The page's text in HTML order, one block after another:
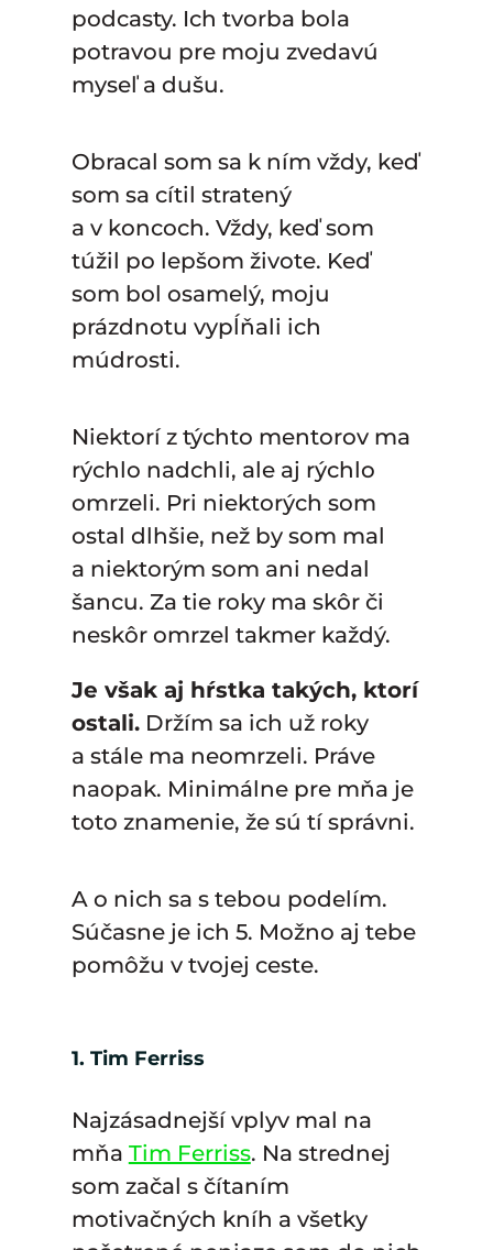
podcasty. Ich tvorba bola
potravou pre moju zvedavú
myseľ a dušu.
Obracal som sa k ním vždy, keď
som sa cítil stratený
a v koncoch. Vždy, keď som
túžil po lepšom živote. Keď
som bol osamelý, moju
prázdnotu vypĺňali ich
múdrosti.
Niektorí z týchto mentorov ma
rýchlo nadchli, ale aj rýchlo
omrzeli. Pri niektorých som
ostal dlhšie, než by som mal
a niektorým som ani nedal
šancu. Za tie roky ma skôr či
neskôr omrzel takmer každý.
Je však aj hŕstka takých, ktorí
ostali.Držím sa ich už roky
a stále ma neomrzeli. Práve
naopak. Minimálne pre mňa je
toto znamenie, že sú tí správni.
A o nich sa s tebou podelím.
Súčasne je ich 5. Možno aj tebe
pomôžu v tvojej ceste.
1. Tim Ferriss
Najzásadnejší vplyv mal na
mňa Tim Ferriss. Na strednej
som začal s čítaním
motivačných kníh a všetky